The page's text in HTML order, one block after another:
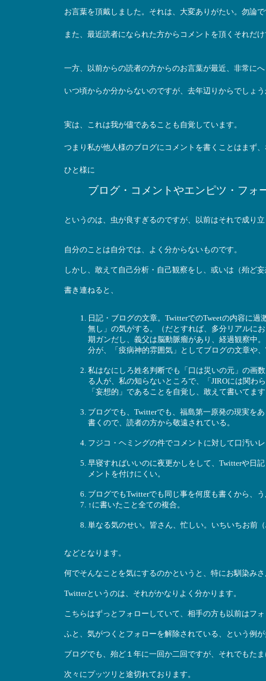
お言葉を頂戴しました。それは、大変ありがたい。勿論
また、最近読者になられた方からコメントを頂くそれだ
一方、以前からの読者の方からのお言葉が最近、非常に
いつ頃からか分からないのですが、去年辺りからでしょ
実は、これは我が儘であることも自覚しています。
つまり私が他人様のブログにコメントを書くことはまず
ひと様に
ブログ・コメントやエンピツ・フォ
というのは、虫が良すぎるのですが、以前はそれで成り
自分のことは自分では、よく分からないものです。
しかし、敢えて自己分析・自己観察をし、或いは（殆ど
書き連ねると、
日記・ブログの文章。TwitterでのTweetの内容に
無し」の気がする。（だとすれば、多分リアルに
期ガンだし、義父は脳動脈瘤があり、経過観察中
分が、「疫病神的雰囲気」としてブログの文章や
私はなにしろ姓名判断でも「口は災いの元」の画
る人が、私の知らないところで、「JIROには関
「妄想的」であることを自覚し、敢えて書いてま
ブログでも、Twitterでも、福島第一原発の現実を
書くので、読者の方から敬遠されている。
フジコ・ヘミングの件でコメントに対して口汚い
早寝すればいいのに夜更かしをして、Twitterや日
メントを付けにくい。
ブログでもTwitterでも同じ事を何度も書くから、
↑に書いたこと全ての複合。
単なる気のせい。皆さん、忙しい。いちいちお前
などとなります。
何でそんなことを気にするのかというと、特にお馴染み
Twitterというのは、それがかなりよく分かります。
こちらはずっとフォローしていて、相手の方も以前はフ
ふと、気がつくとフォローを解除されている、という例
ブログでも、殆ど１年に一回か二回ですが、それでもた
次々にプッツリと途切れております。